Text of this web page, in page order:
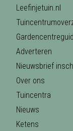
Leefinjetuin.nl
Adverteren
Nieuwsbrief
Over ons
Tuincentra
Nieuws
Ketens